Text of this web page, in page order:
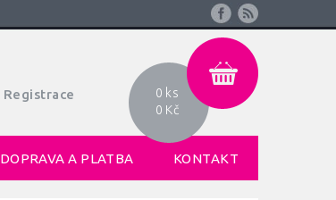
Registrace
0 ks
0 Kč
DOPRAVA A PLATBA KONTAKT